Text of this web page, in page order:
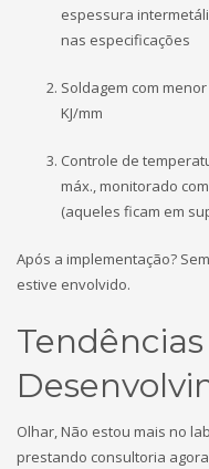
espessura
nas especificações
Soldagem com
KJ/mm
Controle de
máx., monitorado
(aqueles ficam em
Após a implementação?
estive envolvido.
Olhar, Não estou mais no
prestando consultoria